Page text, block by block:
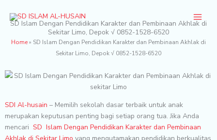
contentSD Islam Dengan Pendidikan Karakter dan Pembinaan Akhlak di
Sekitar Limo, Depok √ 0852-1528-6520
Home» SD Islam Dengan Pendidikan Karakter dan Pembinaan Akhlak di
Sekitar Limo, Depok √ 0852-1528-6520
SDI Al-husain – Memilih sekolah dasar terbaik untuk anak
merupakan keputusan penting bagi setiap orang tua. Jika Anda
mencari SD Islam Dengan Pendidikan Karakter dan Pembinaan